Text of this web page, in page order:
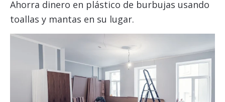
Ahorra dinero en plástico de burbujas usando
toallas y mantas en su lugar.